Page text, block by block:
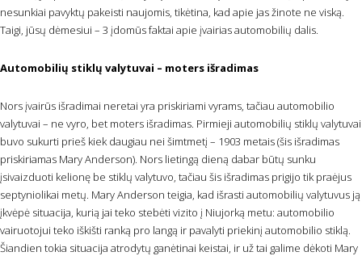
nesunkiai pavyktų pakeisti naujomis, tikėtina, kad apie jas žinote ne viską.
Taigi, jūsų dėmesiui – 3 įdomūs faktai apie įvairias automobilių dalis.
Automobilių stiklų valytuvai – moters išradimas
Nors įvairūs išradimai neretai yra priskiriami vyrams, tačiau automobilio
valytuvai – ne vyro, bet moters išradimas. Pirmieji automobilių stiklų valytuvai
buvo sukurti prieš kiek daugiau nei šimtmetį – 1903 metais (šis išradimas
priskiriamas Mary Anderson). Nors lietingą dieną dabar būtų sunku
įsivaizduoti kelionę be stiklų valytuvo, tačiau šis išradimas prigijo tik praėjus
septyniolikai metų. Mary Anderson teigia, kad išrasti automobilių valytuvus ją
įkvėpė situacija, kurią jai teko stebėti vizito į Niujorką metu: automobilio
vairuotojui teko iškišti ranką pro langą ir pavalyti priekinį automobilio stiklą.
Šiandien tokia situacija atrodytų ganėtinai keistai, ir už tai galime dėkoti Mary